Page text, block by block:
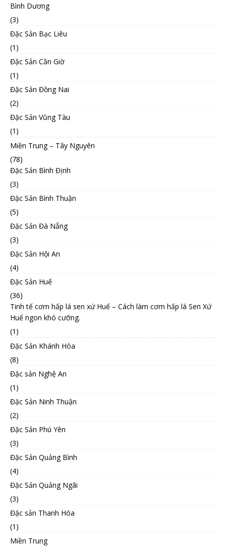
Bình Dương
(3)
Đặc Sản Bạc Liêu
(1)
Đặc Sản Cần Giờ
(1)
Đặc Sản Đồng Nai
(2)
Đặc Sản Vũng Tàu
(1)
Miền Trung – Tây Nguyên
(78)
Đặc Sản Bình Định
(3)
Đặc Sản Bình Thuận
(5)
Đặc Sản Đà Nẵng
(3)
Đặc Sản Hội An
(4)
Đặc Sản Huế
(36)
Tinh tế cơm hấp lá sen xứ Huế – Cách làm cơm hấp lá Sen Xứ
Huế ngon khó cưỡng.
(1)
Đặc Sản Khánh Hòa
(8)
Đặc sản Nghệ An
(1)
Đặc Sản Ninh Thuận
(2)
Đặc Sản Phú Yên
(3)
Đặc Sản Quảng Bình
(4)
Đặc Sản Quảng Ngãi
(3)
Đặc sản Thanh Hóa
(1)
Miền Trung